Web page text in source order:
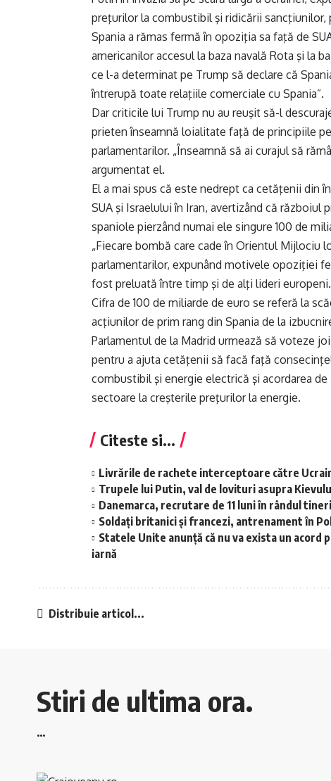
preţurilor la combustibil şi ridicării
Spania a rămas fermă în opoziţia sa faţă de
americanilor accesul la baza navală Rota şi la
ce l-a determinat pe Trump să declare că
întrerupă toate relaţiile comerciale cu Spania”.
Dar criticile lui Trump nu au reuşit să-l
prieten înseamnă loialitate faţă de principiile
parlamentarilor. „Înseamnă să ai curajul să
argumentat el.
El a mai spus că este nedrept ca cetăţenii din
SUA şi Israelului în Iran, avertizând că
spaniole pierzând numai ele singure 100 de
„Fiecare bombă care cade în Orientul
parlamentarilor, expunând motivele opoziţiei
fost preluată între timp şi de alţi lideri europeni.
Cifra de 100 de miliarde de euro se referă la
acţiunilor de prim rang din Spania de la
Parlamentul de la Madrid urmează să voteze
pentru a ajuta cetăţenii să facă faţă
combustibil şi energie electrică şi acordarea
sectoare la creşterile preţurilor la energie.
Citeste si...
Livrările de rachete interceptoare către
Trupele lui Putin, val de lovituri asupra
Danemarca, recrutare de 11 luni în rândul
Soldați britanici și francezi, antrenament în
Statele Unite anunță că nu va exista un
iarnă
Distribuie articol...
Stiri de ultima ora.
…